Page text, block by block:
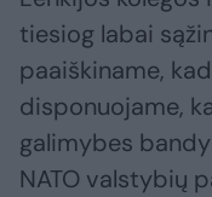
tiesiog labai
paaiškiname,
disponuojame,
galimybes
NATO valstybių